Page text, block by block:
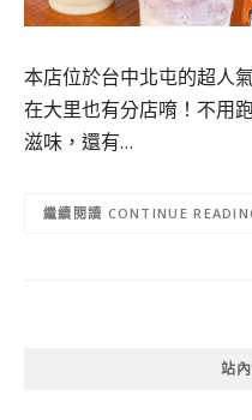
本店位於台中北屯的超人
在大里也有分店唷！不用
滋味，還有…
CONTINUE
站